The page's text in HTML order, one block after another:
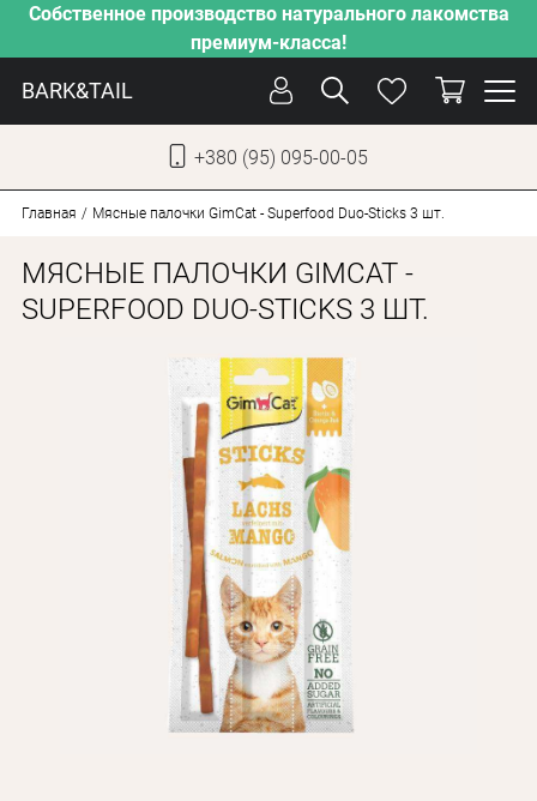
Собственное производство натурального лакомства
премиум-класса!
BARK&TAIL
+380 (95) 095-00-05
СОБАКИ
КОТЫ
ОТ ЖАРЫ
НАШЕ ПРОИЗВОДСТВО
НОВИНКИ
АКЦИИ
О КОМПАНИИ
БЛОГ
Оплата и доставка
Программа лояльности
О Нас
Главная Мясные палочки GimCat - Superfood Duo-Sticks 3 шт.
МЯСНЫЕ ПАЛОЧКИ GIMCAT -
SUPERFOOD DUO-STICKS 3 ШТ.